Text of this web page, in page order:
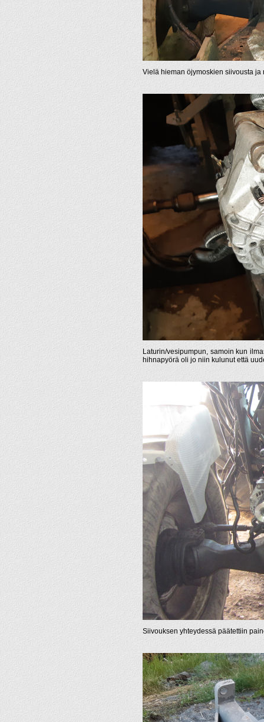
Vielä hieman öjymoskien siivousta
Laturin/vesipumpun, samoin kun
hihnapyörä oli jo niin kulunut että
Siivouksen yhteydessä päätettiin